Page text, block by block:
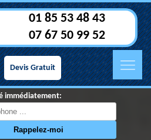
01 85 53 48 43
07 67 50 99 52
Devis Gratuit
immédiatement: